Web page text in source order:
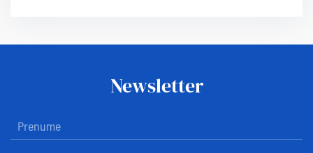
Newsletter